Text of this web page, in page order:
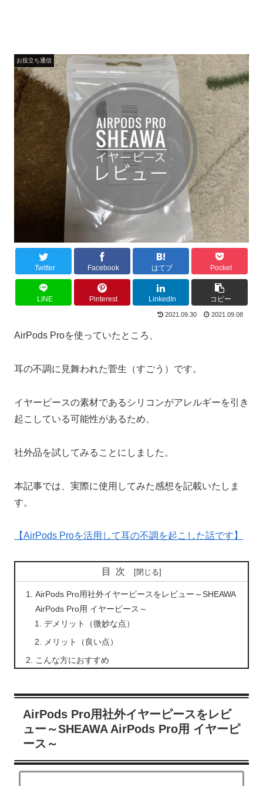
お役立ち通信
Twitter Facebook はてブ Pocket
LINE Pinterest LinkedIn コピー
2021.09.30 2021.09.08
AirPods Proを使っていたところ、
耳の不調に見舞われた菅生（すごう）です。
イヤーピースの素材であるシリコンがアレルギーを引き
起こしている可能性があるため、
社外品を試してみることにしました。
本記事では、実際に使用してみた感想を記載いたしま
す。
【AirPods Proを活用して耳の不調を起こした話です】
目次
AirPods Pro用社外イヤーピースをレビュー～SHEAWA
AirPods Pro用 イヤーピース～
デメリット（微妙な点）
メリット（良い点）
こんな方におすすめ
AirPods Pro用社外イヤーピースをレビ
ュー～SHEAWA AirPods Pro用 イヤーピ
ース～